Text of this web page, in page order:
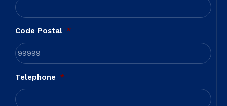
Code Postal *
Telephone *